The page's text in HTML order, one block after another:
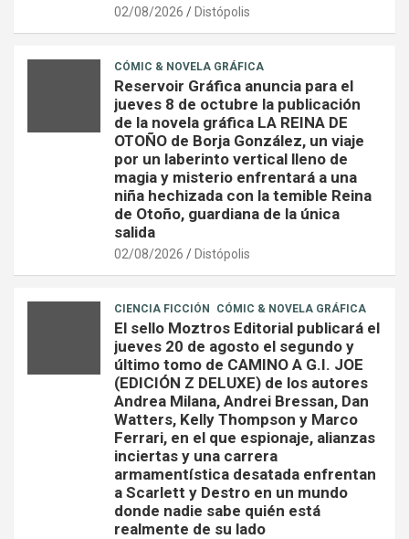
02/08/2026 Distópolis
CÓMIC & NOVELA GRÁFICA
Reservoir Gráfica anuncia para el
jueves 8 de octubre la publicación
de la novela gráfica LA REINA DE
OTOÑO de Borja González, un viaje
por un laberinto vertical lleno de
magia y misterio enfrentará a una
niña hechizada con la temible Reina
de Otoño, guardiana de la única
salida
02/08/2026 Distópolis
CIENCIA FICCIÓN CÓMIC & NOVELA GRÁFICA
El sello Moztros Editorial publicará el
jueves 20 de agosto el segundo y
último tomo de CAMINO A G.I. JOE
(EDICIÓN Z DELUXE) de los autores
Andrea Milana, Andrei Bressan, Dan
Watters, Kelly Thompson y Marco
Ferrari, en el que espionaje, alianzas
inciertas y una carrera
armamentística desatada enfrentan
a Scarlett y Destro en un mundo
donde nadie sabe quién está
realmente de su lado